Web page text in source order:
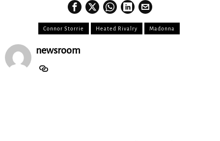
Connor Storrie Heated Rivalry Madonna
newsroom